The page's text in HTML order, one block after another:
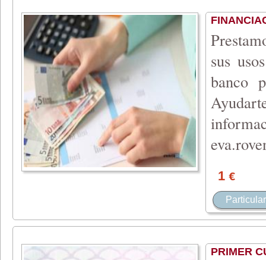
sus
banco
1 €
Particular
PRIMER